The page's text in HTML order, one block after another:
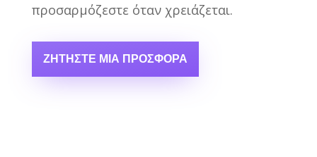
προσαρμόζεστε όταν χρειάζεται.
ΖΗΤΉΣΤΕ ΜΙΑ ΠΡΟΣΦΟΡΆ